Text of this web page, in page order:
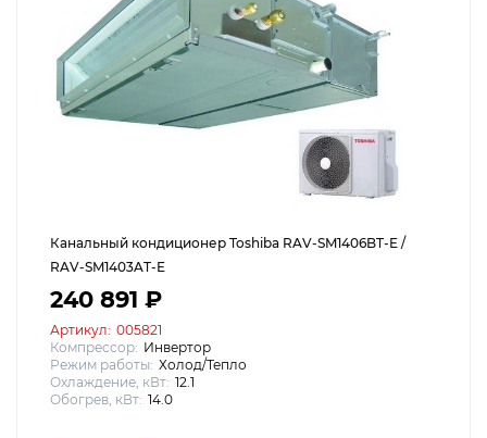
Канальный кондиционер Toshiba RAV-SM1406BT-E /
RAV-SM1403AT-E
240 891 ₽
Артикул: 005821
Компрессор: Инвертор
Режим работы: Холод/Тепло
Охлаждение, кВт: 12.1
Обогрев, кВт: 14.0